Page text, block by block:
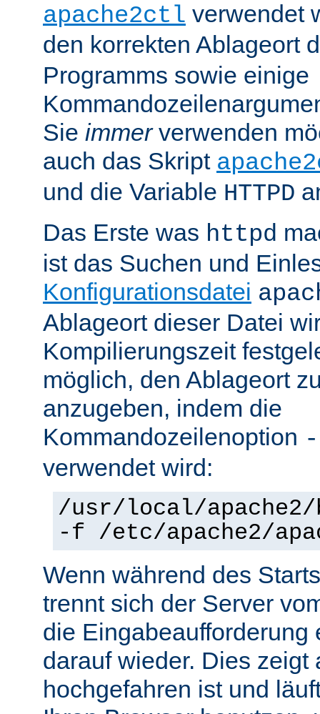
apache2ctl verwendet
den korrekten Ablageort
Programms sowie einige
Sie immerverwenden
auch das Skript
und die Variable HTTPD
Das Erste was httpd
ist das Suchen und
Konfigurationsdatei
Ablageort dieser Datei
Kompilierungszeit
möglich, den Ablageort
anzugeben, indem die
Kommandozeilenoption
verwendet wird:
/usr/local/
-f /etc/apache2/
Wenn während des
trennt sich der Server
die Eingabeaufforderung
darauf wieder. Dies zeigt
hochgefahren ist und